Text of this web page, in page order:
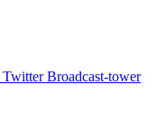
Twitter Broadcast-tower